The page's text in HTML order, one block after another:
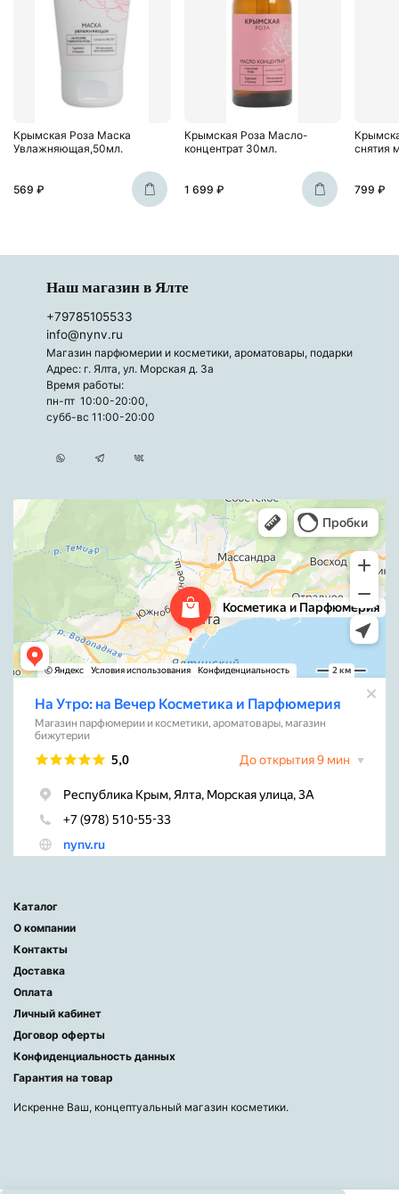
Крымская Роза Маска
Увлажняющая,50мл.
569 ₽
Крымская Роза Масло-
концентрат 30мл.
1 699 ₽
снятия
799 ₽
Наш магазин в Ялте
+79785105533
info@nynv.ru
Магазин парфюмерии и косметики, ароматовары, подарки
Адрес: г. Ялта, ул. Морская д. 3а
Время работы:
пн-пт 10:00-20:00,
субб-вс 11:00-20:00
Каталог
О компании
Контакты
Доставка
Оплата
Личный кабинет
Договор оферты
Конфиденциальность данных
Гарантия на товар
Искренне Ваш, концептуальный магазин косметики.